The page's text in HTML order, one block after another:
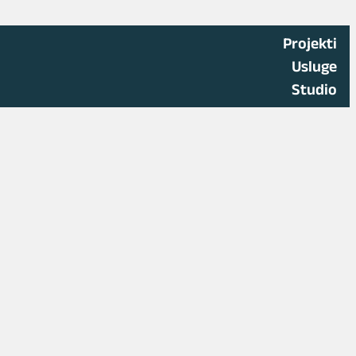
Projekti
Usluge
Studio